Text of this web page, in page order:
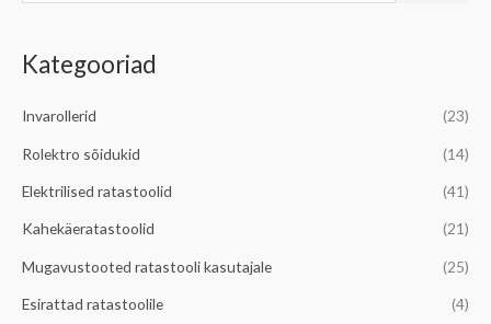
t
Kategooriad
Invarollerid (23)
Rolektro sõidukid (14)
Elektrilised ratastoolid (41)
Kahekäeratastoolid (21)
Mugavustooted ratastooli kasutajale (25)
Esirattad ratastoolile (4)